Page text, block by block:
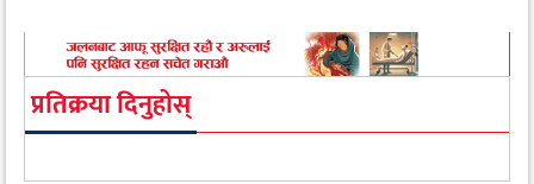
प्रतिक्रया दिनुहोस्